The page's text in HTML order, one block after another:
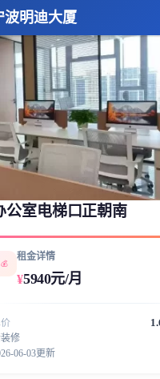
波明迪大厦
公室电梯口正朝南
💰
租金详情
¥5940元/月
修
06-03更新